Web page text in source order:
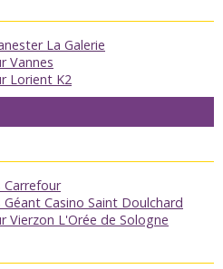
La Galerie
Vannes
Lorient K2
Carrefour
Casino Saint Doulchard
Vierzon L'Orée de Sologne